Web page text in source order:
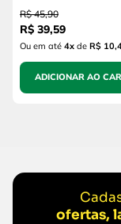
R$ 45,90
R$ 39,59
Ou em até 4x de R$
ADICIONAR AO
ofertas,